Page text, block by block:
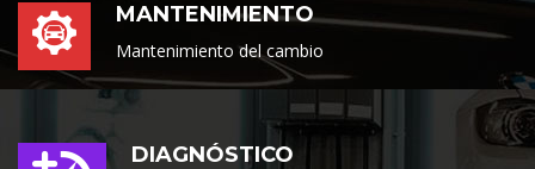
MANTENIMIENTO
Mantenimiento del cambio
DIAGNÓSTICO